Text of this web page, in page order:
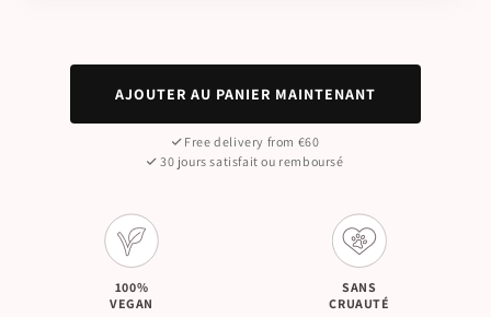
100%
VEGAN
SANS
CRUAUTÉ
AJOUTER AU PANIER MAINTENANT
Free delivery from €60
30 jours satisfait ou remboursé